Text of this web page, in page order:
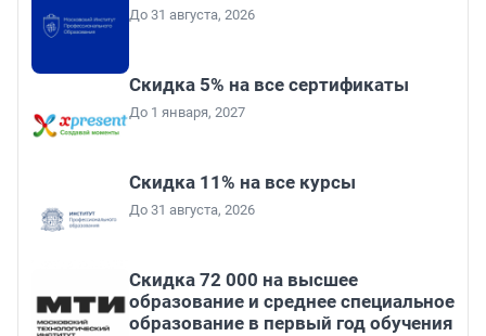
До 31 августа, 2026
Скидка 5% на все сертификаты
До 1 января, 2027
Скидка 11% на все курсы
До 31 августа, 2026
Скидка 72 000 на высшее
образование и среднее специальное
образование в первый год обучения